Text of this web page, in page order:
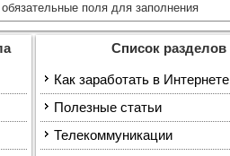
поля для заполнения
Список разделов
Как заработать в Интернете
Полезные статьи
Телекоммуникации